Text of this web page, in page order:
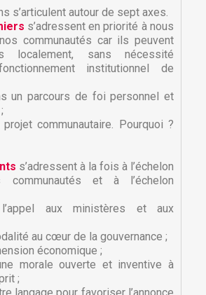
liste d'envies ×
liste d'envies ××
connecté pour ajouter des produits
s’articulent autour de sept axes.
s’adressent en priorité à nous
communautés car ils peuvent
localement, sans nécessité
institutionnel de
un parcours de foi personnel et
communautaire. Pourquoi ?
s’adressent à la fois à l’échelon
et à l’échelon
aux ministères et aux
au cœur de la gouvernance ;
économique ;
morale ouverte et inventive à
;